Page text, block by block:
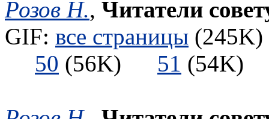
Розов Н., Читатели
GIF: все страницы
50 (56K) 51